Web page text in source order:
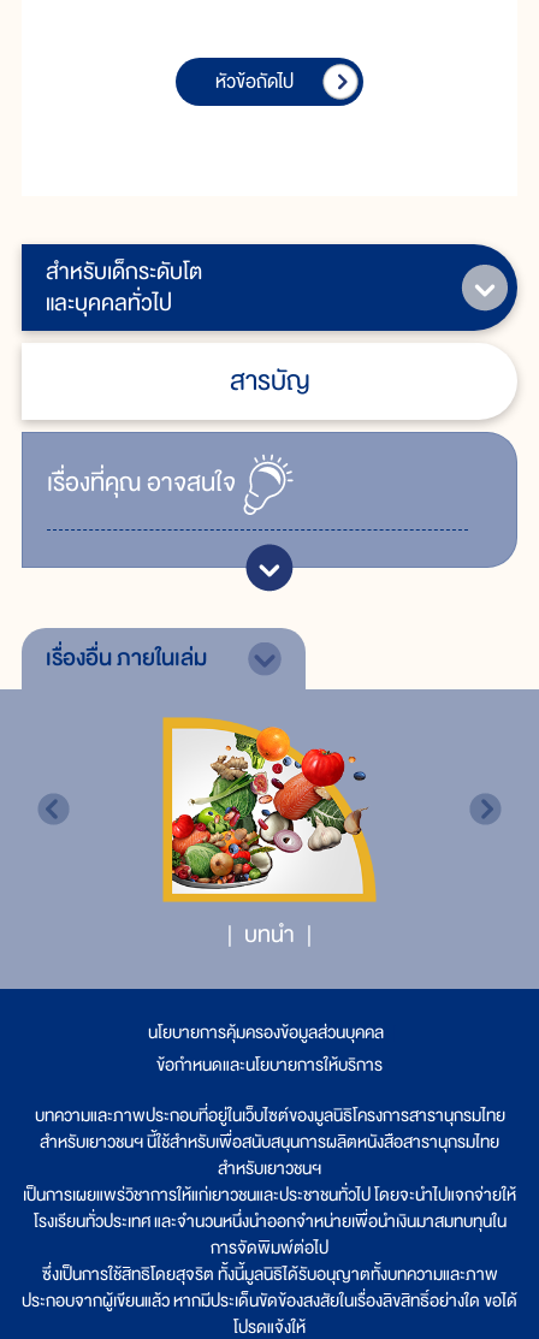
สำหรับเด็กระดับโต
และบุคคลทั่วไป
สารบัญ
เรื่ิองที่คุณอาจสนใจ
หัวข้อถัดไป
เรื่องอื่นภายในเล่ม
บทนำ
นโยบายการคุ้มครองข้อมูลส่วนบุคคล
ข้อกำหนดและนโยบายการให้บริการ
บทความและภาพประกอบที่อยู่ในเว็บไซต์ของมูลนิธิโครงการสารานุกรมไทย
สำหรับเยาวชนฯ นี้ใช้สำหรับเพื่อสนับสนุนการผลิตหนังสือสารานุกรมไทย
สำหรับเยาวชนฯ
เป็นการเผยแพร่วิชาการให้แก่เยาวชนและประชาชนทั่วไป โดยจะนำไปแจกจ่ายให้
โรงเรียนทั่วประเทศ และจำนวนหนึ่งนำออกจำหน่ายเพื่อนำเงินมาสมทบทุนใน
การจัดพิมพ์ต่อไป
ซึ่งเป็นการใช้สิทธิโดยสุจริต ทั้งนี้มูลนิธิได้รับอนุญาตทั้งบทความและภาพ
ประกอบจากผู้เขียนแล้ว หากมีประเด็นขัดข้องสงสัยในเรื่องลิขสิทธิ์อย่างใด ขอได้
โปรดแจ้งให้